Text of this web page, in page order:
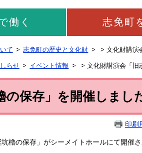
働く 志免町
て 志免町の歴史と文化財 > 文化財講演
らせ イベント情報 > 文化財講演会「旧
の保存」を開催しまし
印刷
櫓の保存」がシーメイトホールにて開催さ